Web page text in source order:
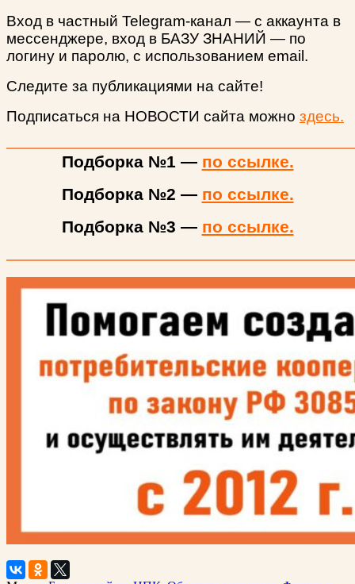
Вход в частный Telegram-канал — с аккаунта в
мессенджере, вход в БАЗУ ЗНАНИЙ — по
логину и паролю, с использованием email.
Следите за публикациями на сайте!
Подписаться на НОВОСТИ сайта можно здесь.
Подборка №1 — по ссылке.
Подборка №2 — по ссылке.
Подборка №3 — по ссылке.